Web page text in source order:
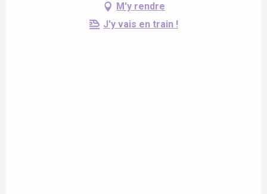
M'y rendre
J'y vais en train !